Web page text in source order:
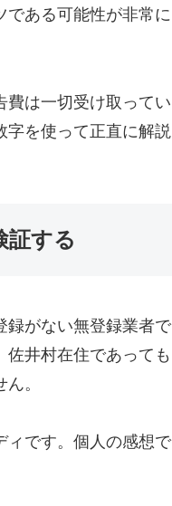
である可能性が非常に
費は一切受け取ってい
字を使って正直に解説
証する
録がない無登録業者で
井村在住であっても
。
ィです。個人の感想で